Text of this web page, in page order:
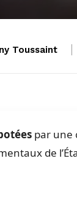
Toussaint
par une
de